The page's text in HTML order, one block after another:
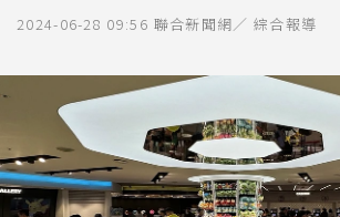
2024-06-28 09:56 聯合新聞網／ 綜合報導